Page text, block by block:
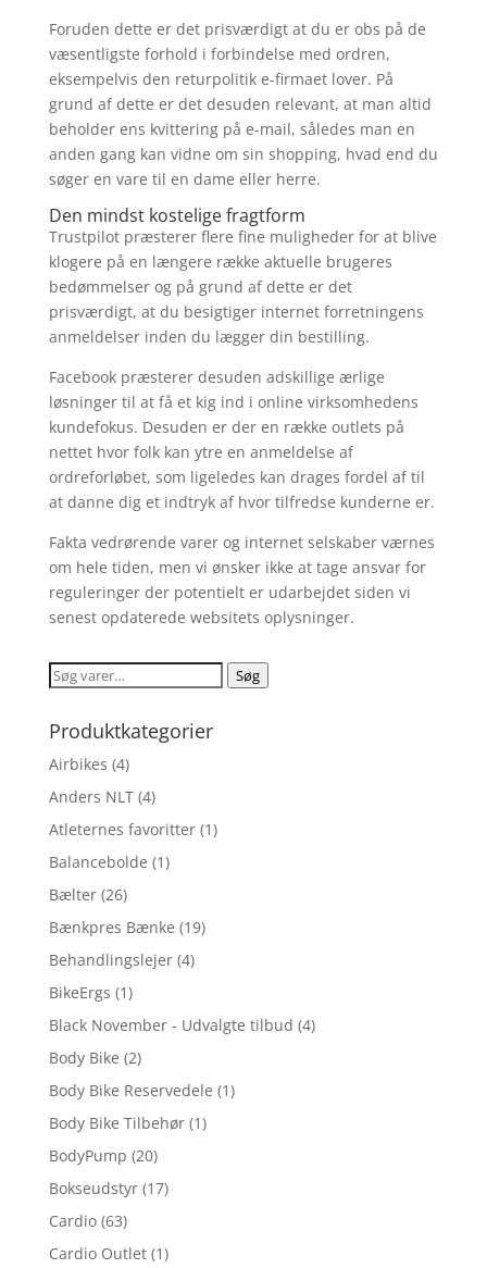
Foruden dette er det prisværdigt at du er obs på de
væsentligste forhold i forbindelse med ordren,
eksempelvis den returpolitik e-firmaet lover. På
grund af dette er det desuden relevant, at man altid
beholder ens kvittering på e-mail, således man en
anden gang kan vidne om sin shopping, hvad end du
søger en vare til en dame eller herre.
Den mindst kostelige fragtform
Trustpilot præsterer flere fine muligheder for at blive
klogere på en længere række aktuelle brugeres
bedømmelser og på grund af dette er det
prisværdigt, at du besigtiger internet forretningens
anmeldelser inden du lægger din bestilling.
Facebook præsterer desuden adskillige ærlige
løsninger til at få et kig ind i online virksomhedens
kundefokus. Desuden er der en række outlets på
nettet hvor folk kan ytre en anmeldelse af
ordreforløbet, som ligeledes kan drages fordel af til
at danne dig et indtryk af hvor tilfredse kunderne er.
Fakta vedrørende varer og internet selskaber værnes
om hele tiden, men vi ønsker ikke at tage ansvar for
reguleringer der potentielt er udarbejdet siden vi
senest opdaterede websitets oplysninger.
Søg
Søg
Produktkategorier
Airbikes (4)
Anders NLT (4)
Atleternes favoritter (1)
Balancebolde (1)
Bælter (26)
Bænkpres Bænke (19)
Behandlingslejer (4)
BikeErgs (1)
Black November - Udvalgte tilbud (4)
Body Bike (2)
Body Bike Reservedele (1)
Body Bike Tilbehør (1)
BodyPump (20)
Bokseudstyr (17)
Cardio (63)
Cardio Outlet (1)